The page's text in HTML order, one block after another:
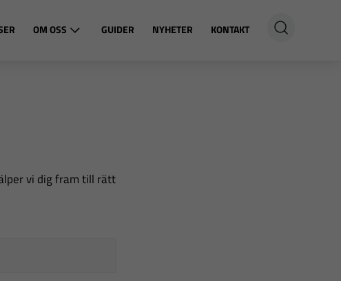
OM OSS GUIDER NYHETER KONTAKT
vi dig fram till rätt